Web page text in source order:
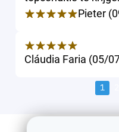
Pieter (
Cláudia Faria (05/
1